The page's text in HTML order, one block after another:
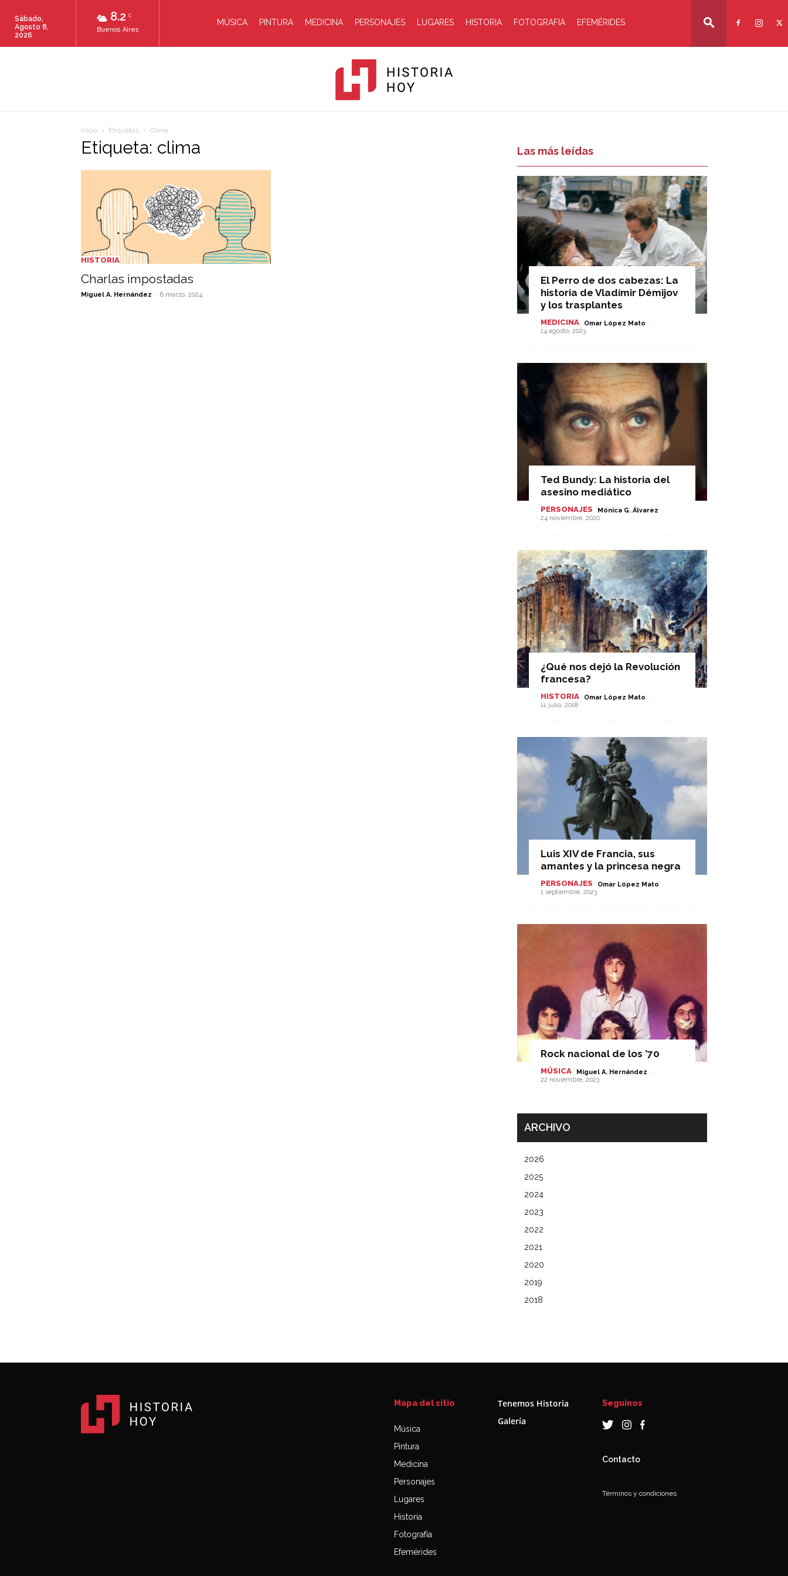
8.2 C
Buenos Aires
Sábado,
Agosto 8,
2026
MÚSICA PINTURA MEDICINA PERSONAJES LUGARES HISTORIA FOTOGRAFIA EFEMÉRIDES
Inicio Etiquetas Clima
Etiqueta: clima
HISTORIA
Charlas impostadas
Miguel A. Hernández - 8 marzo, 2024
Las más leídas
El Perro de dos cabezas: La
historia de Vladímir Démijov
y los trasplantes
MEDICINA Omar López Mato -
14 agosto, 2023
Ted Bundy: La historia del
asesino mediático
PERSONAJES Mónica G. Álvarez -
24 noviembre, 2020
¿Qué nos dejó la Revolución
francesa?
HISTORIA Omar López Mato -
11 julio, 2018
Luis XIV de Francia, sus
amantes y la princesa negra
PERSONAJES Omar López Mato -
1 septiembre, 2023
Rock nacional de los ’70
MÚSICA Miguel A. Hernández -
22 noviembre, 2023
ARCHIVO
2026
2025
2024
2023
2022
2021
2020
2019
2018
Mapa del sitio
Música
Pintura
Medicina
Personajes
Lugares
Historia
Fotografía
Efemérides
Tenemos Historia
Galería
Seguinos
Contacto
Términos y condiciones